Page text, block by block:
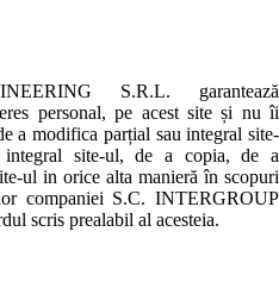
S.R.L. garantează
personal, pe acest site și nu îi
a modifica parțial sau integral site-
site-ul, de a copia, de a
ul in orice alta manieră în scopuri
companiei S.C. INTERGROUP
scris prealabil al acesteia.